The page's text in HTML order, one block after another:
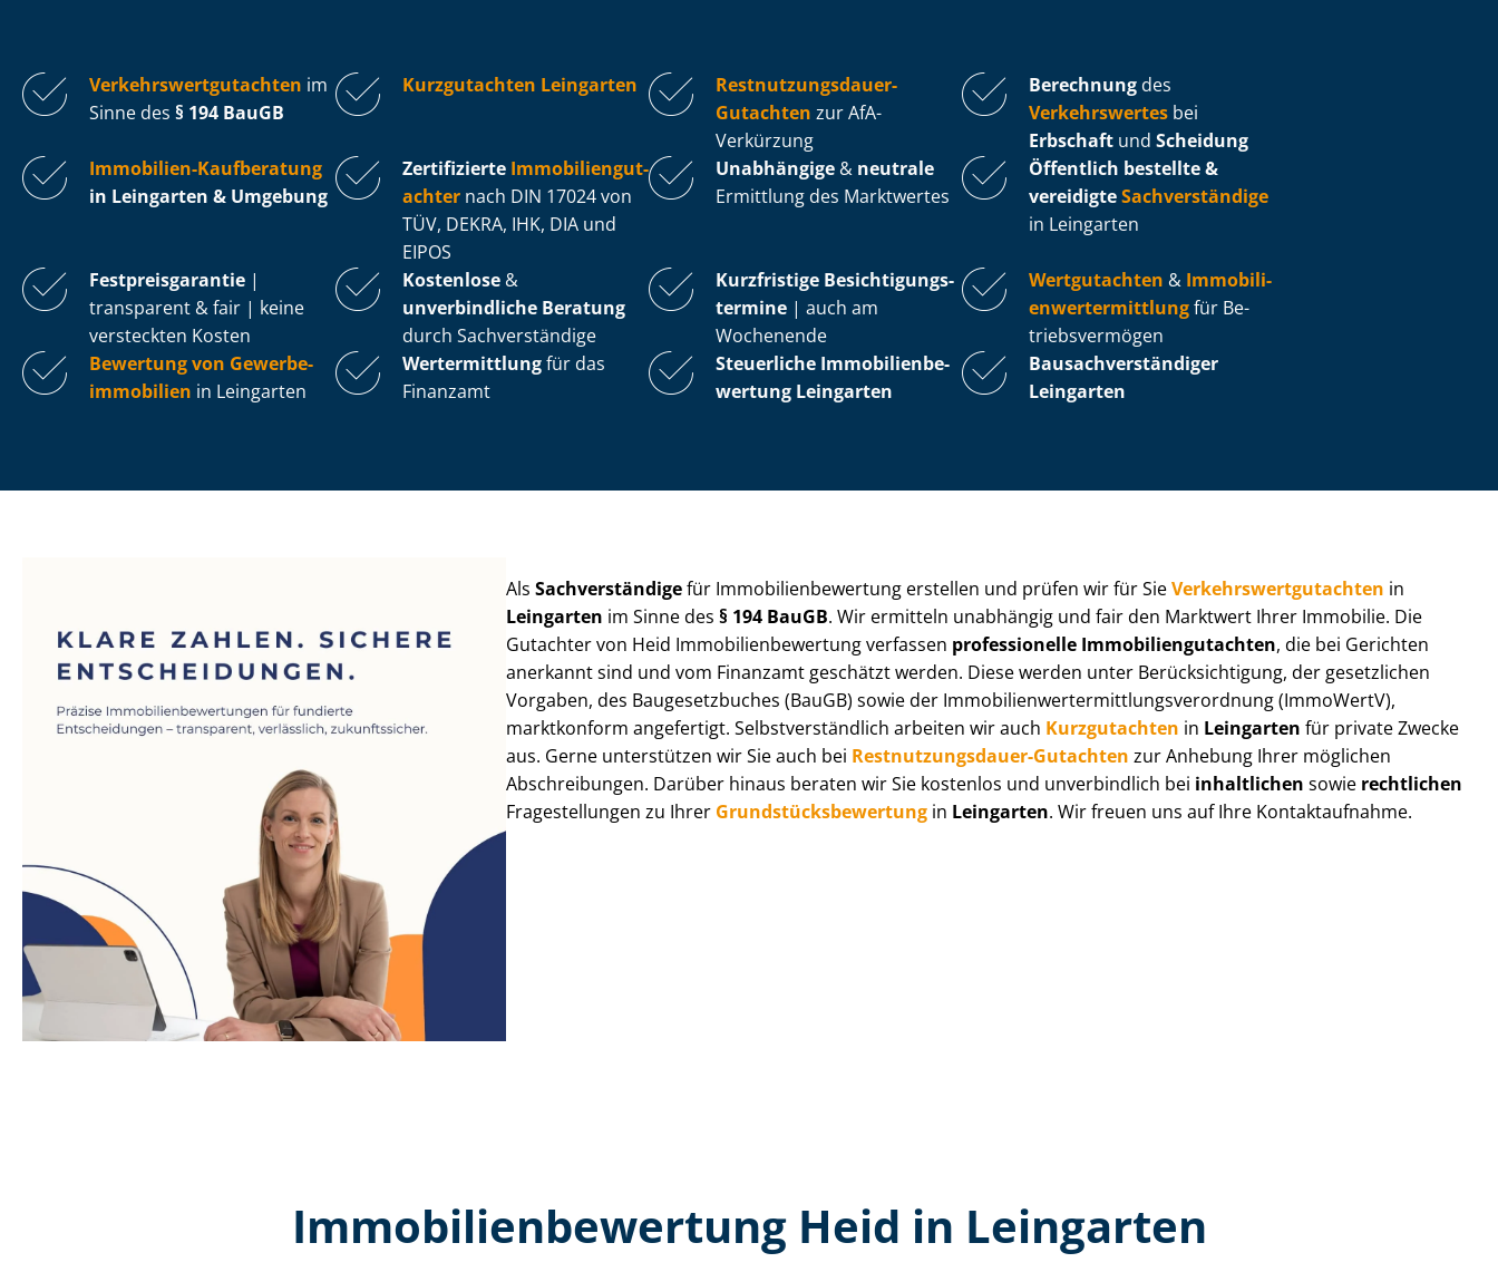
Ver­kehrs­wert­gut­ach­ten im
Sinne des § 194 BauGB
Kurzgutachten Leingarten
Rest­nut­zungs­dau­er-
Gutachten zur AfA-
Verkürzung
Berechnung des
Verkehrswertes bei
Erbschaft und Scheidung
Immobilien-Kaufberatung
in Leingarten & Umgebung
Zertifizierte Im­mo­bi­li­en­gut­
ach­ter nach DIN 17024 von
TÜV, DEKRA, IHK, DIA und
EIPOS
Unabhängige & neutrale
Ermittlung des Marktwertes
Öffentlich bestellte &
vereidigteSachverständige
in Leingarten
Fest­preis­ga­ran­tie |
transparent & fair | keine
versteckten Kosten
Kostenlose &
unverbindliche Beratung
durch Sachverständige
Kurzfristige Be­sich­ti­gungs­
ter­mi­ne | auch am
Wochenende
Wertgutachten & Im­mo­bi­li­
en­wert­ermitt­lungfür Be­
triebs­ver­mö­gen
Bewertung von Ge­wer­be­
im­mo­bi­li­en in Leingarten
Wertermittlungfür das
Finanzamt
Steuerliche Im­mo­bi­li­en­be­
wer­tung Leingarten
Bau­sach­ver­stän­di­ger
Leingarten
AlsSachverständigefür Im­mo­bi­li­en­be­wer­tung erstellen und prüfen wir für SieVer­kehrs­wert­gut­ach­ten in
Leingarten im Sinne des§ 194 BauGB. Wir ermitteln unabhängig und fair den Marktwert Ihrer Immobilie. Die
Gutachter von Heid Im­mo­bi­li­en­be­wer­tung verfassen professionelle Im­mo­bi­li­en­gut­ach­ten, die bei Gerichten
anerkannt sind und vom Finanzamt geschätzt werden. Diese werden unter Be­rück­sich­ti­gung, der gesetzlichen
Vorgaben, des Baugesetzbuches (BauGB) sowie der Im­mo­bi­li­en­wert­ermitt­lungs­ver­ord­nung (ImmoWertV),
marktkonform angefertigt. Selbst­ver­ständ­lich arbeiten wir auch Kurzgutachten in Leingarten für private Zwecke
aus. Gerne unterstützen wir Sie auch bei Rest­nut­zungs­dau­er-Gutachten zur Anhebung Ihrer möglichen
Abschreibungen. Darüber hinaus beraten wir Sie kostenlos und unverbindlich bei inhaltlichen sowie rechtlichen
Fragestellungen zu Ihrer Grund­stücks­be­wer­tung in Leingarten. Wir freuen uns auf Ihre Kontaktaufnahme.
Immobilien­bewertung Heid in Leingarten